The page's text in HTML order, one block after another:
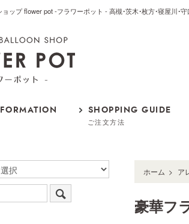
ップ flower pot -フラワーポット - 高槻・茨木・枚方・寝屋川・守
SHOPPING GUIDE
ご注文方法
ホーム > ア
豪華フ